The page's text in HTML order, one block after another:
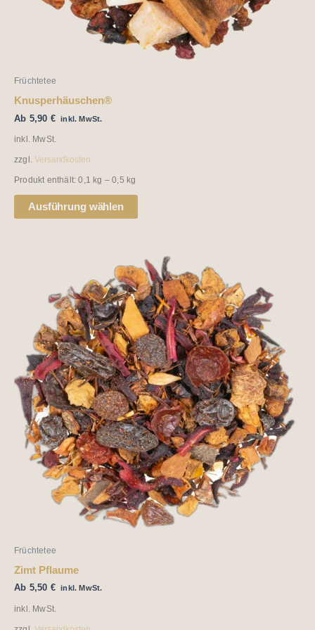
Früchtetee
Knusperhäuschen®
Ab 5,90 € inkl. MwSt.
inkl. MwSt.
zzgl.Versandkosten
Produkt enthält: 0,1 kg – 0,5 kg
Ausführung wählen
Produktseite
gewählt
werden
Früchtetee
Zimt Pflaume
Ab 5,50 € inkl. MwSt.
inkl. MwSt.
Dieses
Produkt
weist
mehrere
Varianten
auf.
Die
Optionen
können
auf
der
Produktseite
gewählt
werden